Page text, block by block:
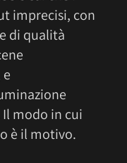
imprecisi, con
di qualità
Il modo in cui
è il motivo.